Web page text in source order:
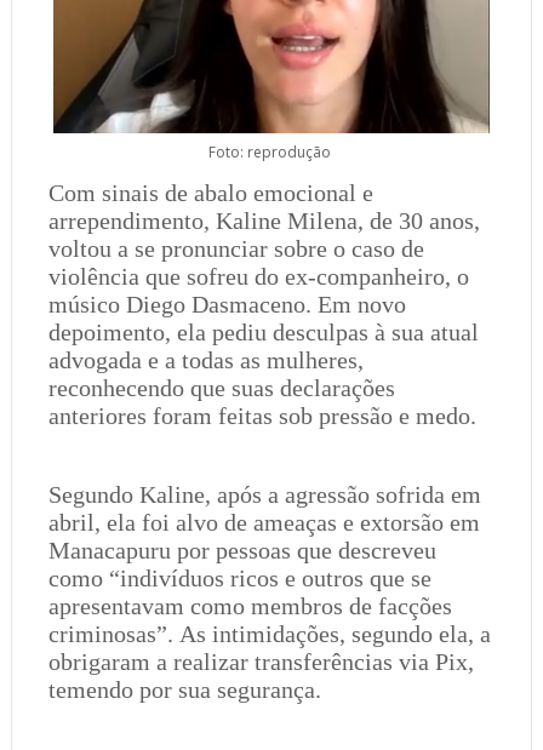
Foto: reprodução
Com sinais de abalo emocional e
arrependimento, Kaline Milena, de 30 anos,
voltou a se pronunciar sobre o caso de
violência que sofreu do ex-companheiro, o
músico Diego Dasmaceno. Em novo
depoimento, ela pediu desculpas à sua atual
advogada e a todas as mulheres,
reconhecendo que suas declarações
anteriores foram feitas sob pressão e medo.
Segundo Kaline, após a agressão sofrida em
abril, ela foi alvo de ameaças e extorsão em
Manacapuru por pessoas que descreveu
como “indivíduos ricos e outros que se
apresentavam como membros de facções
criminosas”. As intimidações, segundo ela, a
obrigaram a realizar transferências via Pix,
temendo por sua segurança.